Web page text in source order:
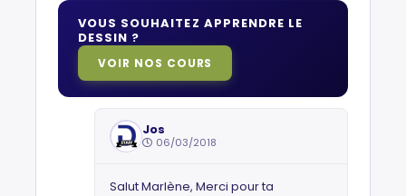
VOUS SOUHAITEZ APPRENDRE LE
DESSIN ?
VOIR NOS COURS
Jos
06/03/2018
Salut Marlène, Merci pour ta